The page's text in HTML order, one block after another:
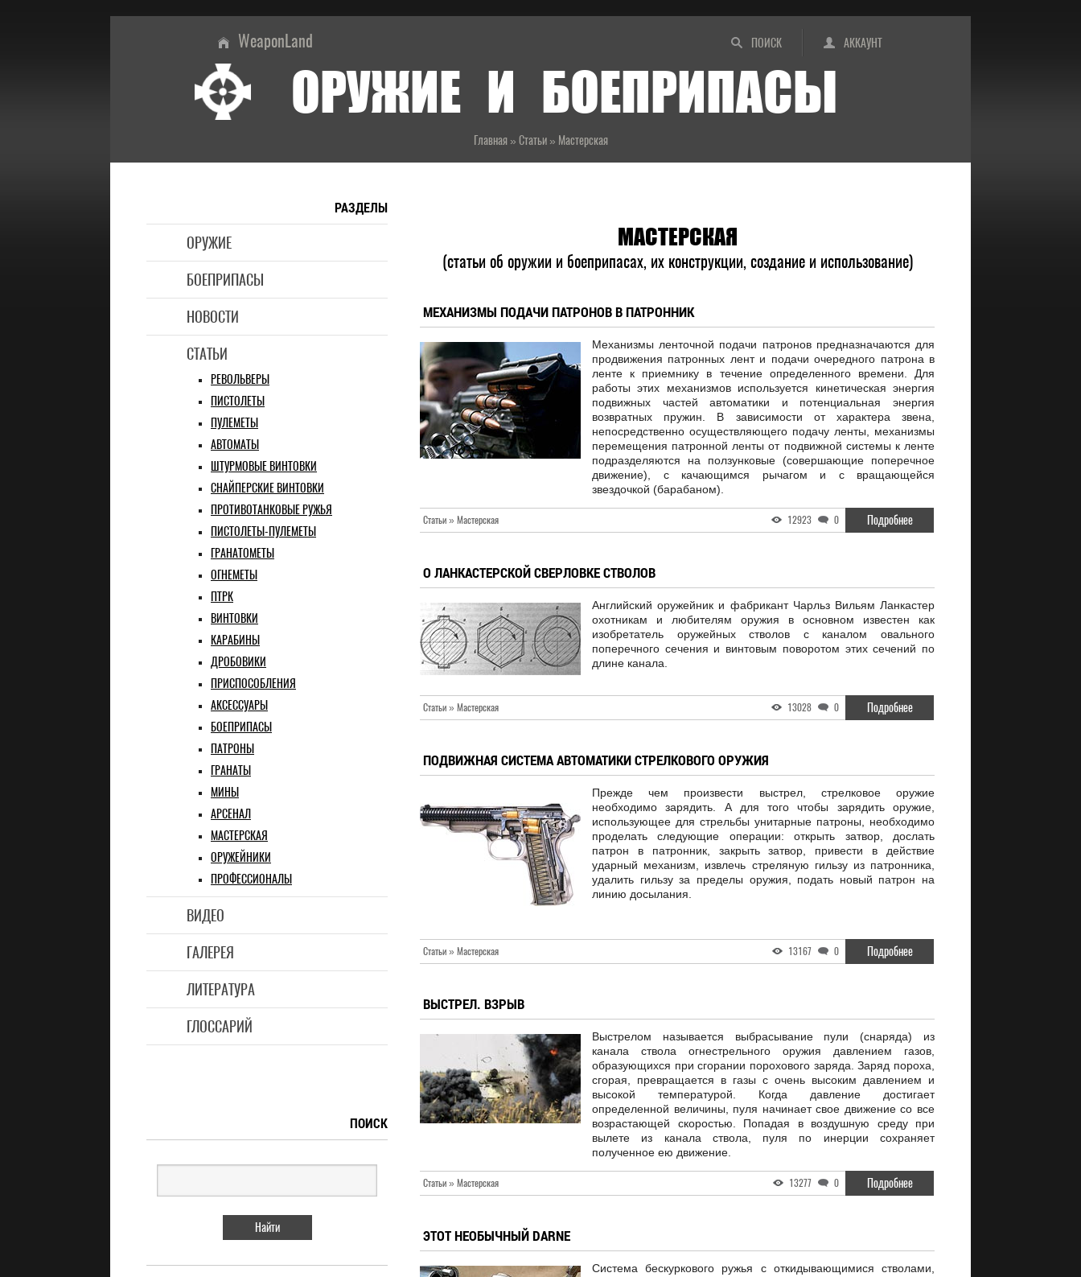
ПОИСК АККАУНТ
WeaponLand
ОРУЖИЕ И БОЕПРИПАСЫ
Главная» Статьи» Мастерская
РАЗДЕЛЫ
ОРУЖИЕ
БОЕПРИПАСЫ
НОВОСТИ
СТАТЬИ
РЕВОЛЬВЕРЫ
ПИСТОЛЕТЫ
ПУЛЕМЕТЫ
АВТОМАТЫ
ШТУРМОВЫЕ ВИНТОВКИ
СНАЙПЕРСКИЕ ВИНТОВКИ
ПРОТИВОТАНКОВЫЕ РУЖЬЯ
ПИСТОЛЕТЫ-ПУЛЕМЕТЫ
ГРАНАТОМЕТЫ
ОГНЕМЕТЫ
ПТРК
ВИНТОВКИ
КАРАБИНЫ
ДРОБОВИКИ
ПРИСПОСОБЛЕНИЯ
АКСЕССУАРЫ
БОЕПРИПАСЫ
ПАТРОНЫ
ГРАНАТЫ
МИНЫ
АРСЕНАЛ
МАСТЕРСКАЯ
ОРУЖЕЙНИКИ
ПРОФЕССИОНАЛЫ
ВИДЕО
ГАЛЕРЕЯ
ЛИТЕРАТУРА
ГЛОССАРИЙ
МАСТЕРСКАЯ
(статьи об оружии и боеприпасах, их конструкции, создание и использование)
МЕХАНИЗМЫ ПОДАЧИ ПАТРОНОВ В ПАТРОННИК
Механизмы ленточной подачи патронов предназначаются для
продвижения патронных лент и подачи очередного патрона в
ленте к приемнику в течение определенного времени. Для
работы этих механизмов используется кинетическая энергия
подвижных частей автоматики и потенциальная энергия
возвратных пружин. В зависимости от характера звена,
непосредственно осуществляющего подачу ленты, механизмы
перемещения патронной ленты от подвижной системы к ленте
подразделяются на ползунковые (совершающие поперечное
движение), с качающимся рычагом и с вращающейся
звездочкой (барабаном).
Статьи » Мастерская 12923 0 Подробнее
О ЛАНКАСТЕРСКОЙ СВЕРЛОВКЕ СТВОЛОВ
Английский оружейник и фабрикант Чарльз Вильям Ланкастер
охотникам и любителям оружия в основном известен как
изобретатель оружейных стволов с каналом овального
поперечного сечения и винтовым поворотом этих сечений по
длине канала.
Статьи » Мастерская 13028 0 Подробнее
ПОДВИЖНАЯ СИСТЕМА АВТОМАТИКИ СТРЕЛКОВОГО ОРУЖИЯ
Прежде чем произвести выстрел, стрелковое оружие
необходимо зарядить. А для того чтобы зарядить оружие,
использующее для стрельбы унитарные патроны, необходимо
проделать следующие операции: открыть затвор, дослать
патрон в патронник, закрыть затвор, привести в действие
ударный механизм, извлечь стреляную гильзу из патронника,
удалить гильзу за пределы оружия, подать новый патрон на
линию досылания.
Статьи » Мастерская 13167 0 Подробнее
ВЫСТРЕЛ. ВЗРЫВ
Выстрелом называется выбрасывание пули (снаряда) из
канала ствола огнестрельного оружия давлением газов,
образующихся при сгорании порохового заряда. Заряд пороха,
сгорая, превращается в газы с очень высоким давлением и
высокой температурой. Когда давление достигает
определенной величины, пуля начинает свое движение со все
возрастающей скоростью. Попадая в воздушную среду при
вылете из канала ствола, пуля по инерции сохраняет
полученное ею движение.
Статьи » Мастерская 13277 0 Подробнее
ЭТОТ НЕОБЫЧНЫЙ DARNE
Система бескуркового ружья с откидывающимися стволами,
ПОИСК